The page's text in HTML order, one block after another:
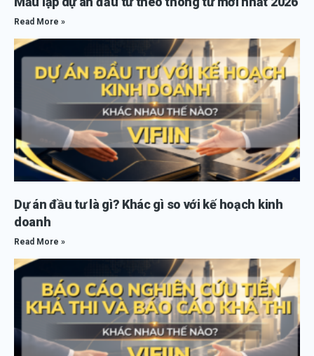
Read More »
Dự án đầu tư là gì? Khác gì so với kế hoạch kinh
doanh
Read More »